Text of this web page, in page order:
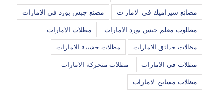
مصانع سيراميك في الامارات مصنع جبس بورد في الامارات
مطلوب معلم جبس بورد الامارات مظلات الامارات
مظلات حدائق الامارات مظلات خشبية الامارات
مظلات في الامارات مظلات متحركة الامارات
مظلات مسابح الامارات